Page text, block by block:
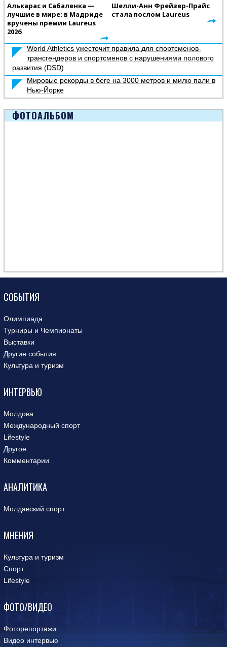
Алькарас и Сабаленка —
лучшие в мире: в Мадриде
вручены премии Laureus
2026
Шелли-Анн Фрейзер-Прайс
стала послом Laureus
World Athletics ужесточит правила для спортсменов-
трансгендеров и спортсменов с нарушениями полового
развития (DSD)
Мировые рекорды в беге на 3000 метров и милю пали в
Нью-Йорке
ФОТОАЛЬБОМ
СОБЫТИЯ
Олимпиада
Турниры и Чемпионаты
Выставки
Другие события
Культура и туризм
ИНТЕРВЬЮ
Молдова
Международный спорт
Lifestyle
Другое
Комментарии
АНАЛИТИКА
Молдавский спорт
МНЕНИЯ
Культура и туризм
Спорт
Lifestyle
ФОТО/ВИДЕО
Фоторепортажи
Видео интервью